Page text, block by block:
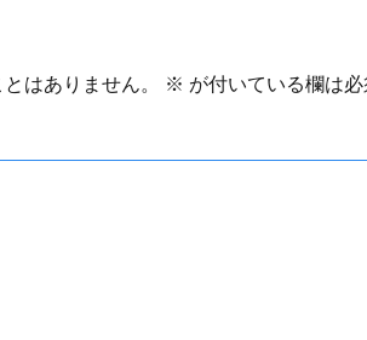
はありません。 ※ が付いている欄は